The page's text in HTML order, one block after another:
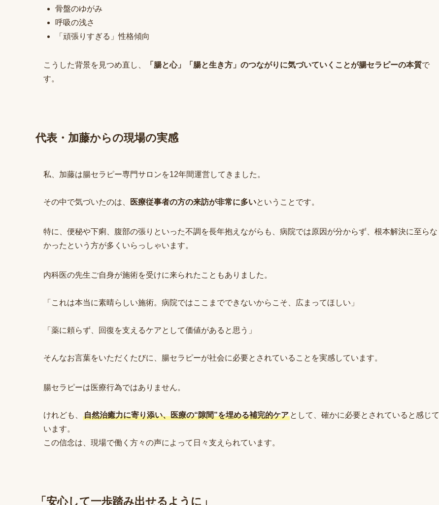
骨盤のゆがみ
呼吸の浅さ
「頑張りすぎる」性格傾向
こうした背景を見つめ直し、 「腸と心」「腸と生き方」のつながりに気づいていくことが腸セラピーの本質で
す。
代表・加藤からの現場の実感
私、加藤は腸セラピー専門サロンを12年間運営してきました。
その中で気づいたのは、 医療従事者の方の来訪が非常に多いということです。
特に、便秘や下痢、腹部の張りといった不調を長年抱えながらも、病院では原因が分からず、根本解決に至らな
かったという方が多くいらっしゃいます。
内科医の先生ご自身が施術を受けに来られたこともありました。
「これは本当に素晴らしい施術。病院ではここまでできないからこそ、広まってほしい」
「薬に頼らず、回復を支えるケアとして価値があると思う」
そんなお言葉をいただくたびに、腸セラピーが社会に必要とされていることを実感しています。
腸セラピーは医療行為ではありません。
けれども、 自然治癒力に寄り添い、医療の“隙間”を埋める補完的ケア として、確かに必要とされていると感じて
います。
この信念は、現場で働く方々の声によって日々支えられています。
「安心して一歩踏み出せるように」